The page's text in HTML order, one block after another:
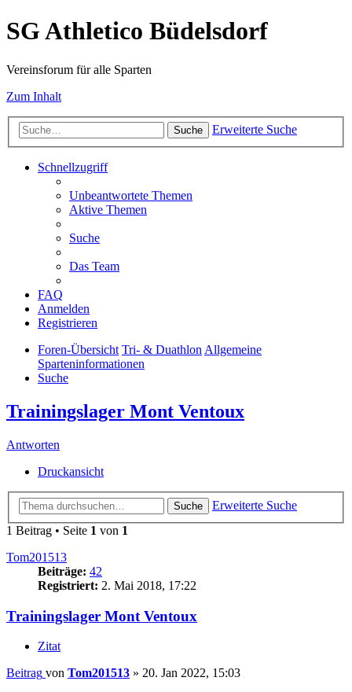
SG Athletico Büdelsdorf
Vereinsforum für alle Sparten
Zum Inhalt
Suche Erweiterte Suche
Schnellzugriff
Unbeantwortete Themen
Aktive Themen
Suche
Das Team
FAQ
Anmelden
Registrieren
Foren-Übersicht Tri- & DuathlonAllgemeine
Sparteninformationen
Suche
Trainingslager Mont Ventoux
Antworten
Druckansicht
Suche
Erweiterte Suche
1 Beitrag • Seite 1 von 1
Tom201513
Beiträge: 42
Registriert: 2. Mai 2018, 17:22
Trainingslager Mont Ventoux
Zitat
Beitrag von Tom201513 » 20. Jan 2022, 15:03